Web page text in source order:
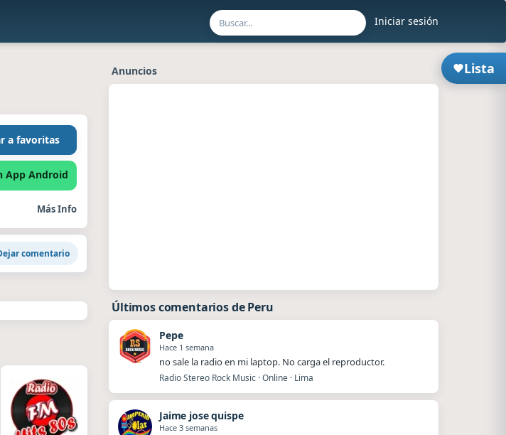
Iniciar sesión
Lista
a favoritas
App Android
Más Info
comentario
Anuncios
Últimos comentarios de Peru
Pepe
Hace 1 semana
no sale la radio en mi laptop. No carga el reproductor.
Radio Stereo Rock Music · Online · Lima
Jaime jose quispe
Hace 3 semanas